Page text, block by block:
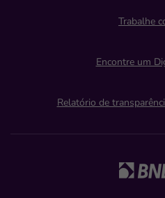
Trabalhe
Encontre um
Relatório de